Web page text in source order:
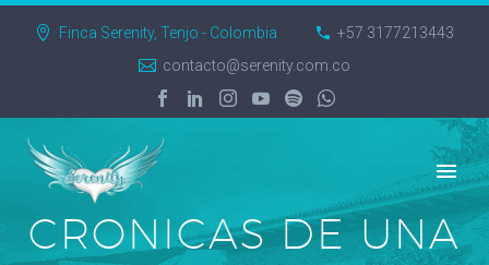
Finca Serenity, Tenjo - Colombia
+57 3177213443
contacto@serenity.com.co
CRONICAS DE UNA